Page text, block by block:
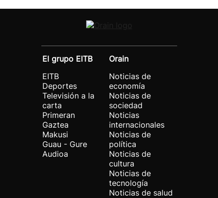
El grupo EITB
EITB
Deportes
Televisión a la
carta
Primeran
Gaztea
Makusi
Guau - Gure
Audioa
Orain
Noticias de
economía
Noticias de
sociedad
Noticias
internacionales
Noticias de
política
Noticias de
cultura
Noticias de
tecnología
Noticias de salud